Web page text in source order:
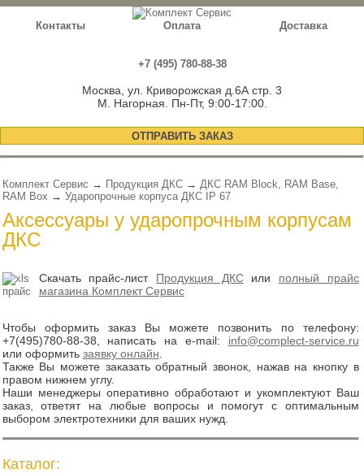
Контакты Оплата Доставка
+7 (495) 780-88-38
Москва, ул. Криворожская д.6А стр. 3
М. Нагорная. Пн-Пт, 9:00-17:00.
ОТПРАВИТЬ ЗАКАЗ
Комплект Сервис → Продукция ДКС→ ДКС RAM Block, RAM Base,
RAM Box → Ударопрочные корпуса ДКС IP 67
Аксессуары у ударопрочным корпусам
ДКС
Скачать прайс-лист Продукция ДКСили полный прайс
магазина Комплект Сервис
Чтобы оформить заказ Вы можете позвонить по телефону:
+7(495)780-88-38, написать на e-mail: info@complect-service.ru
или оформить заявку онлайн.
Также Вы можете заказать обратный звонок, нажав на кнопку в
правом нижнем углу.
Наши менеджеры оперативно обработают и укомплектуют Ваш
заказ, ответят на любые вопросы и помогут с оптимальным
выбором электротехники для ваших нужд.
Каталог: